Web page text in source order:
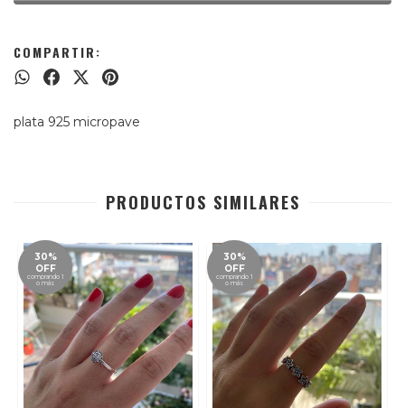
COMPARTIR:
plata 925 micropave
PRODUCTOS SIMILARES
30%
OFF
comprando 1
o más
30%
OFF
comprando 1
o más